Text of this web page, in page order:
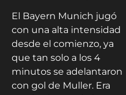
El Bayern Munich jugó
con una alta intensidad
desde el comienzo, ya
que tan solo a los 4
minutos se adelantaron
con gol de Muller. Era